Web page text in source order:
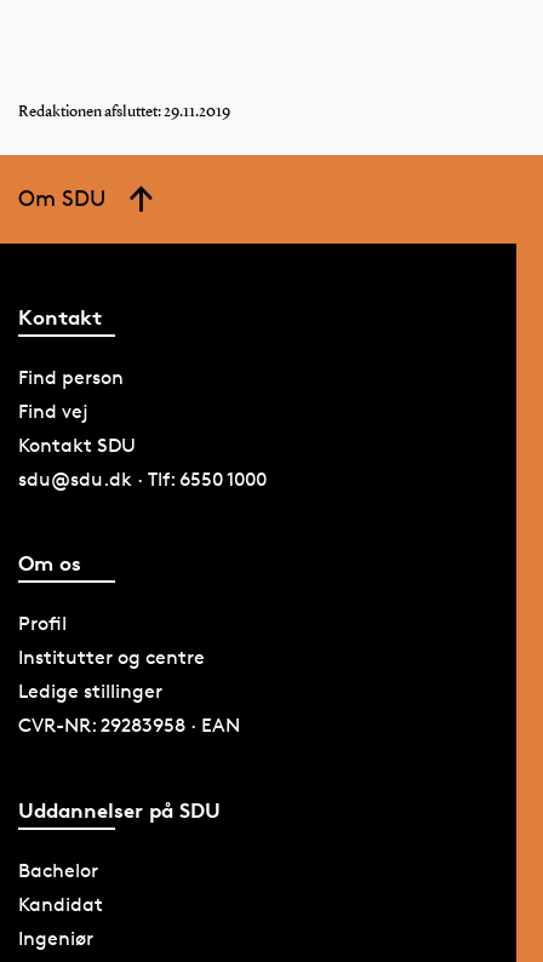
Redaktionen afsluttet: 29.11.2019
Om SDU
Kontakt
Find person
Find vej
Kontakt SDU
sdu@sdu.dk · Tlf: 6550 1000
Om os
Profil
Institutter og centre
Ledige stillinger
CVR-NR: 29283958 · EAN
Uddannelser på SDU
Bachelor
Kandidat
Ingeniør